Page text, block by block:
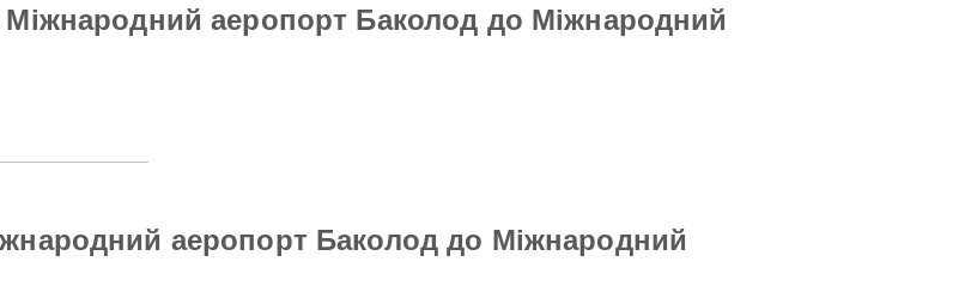
Міжнародний аеропорт Баколод до Міжнародний
аеропорт Баколод до Міжнародний